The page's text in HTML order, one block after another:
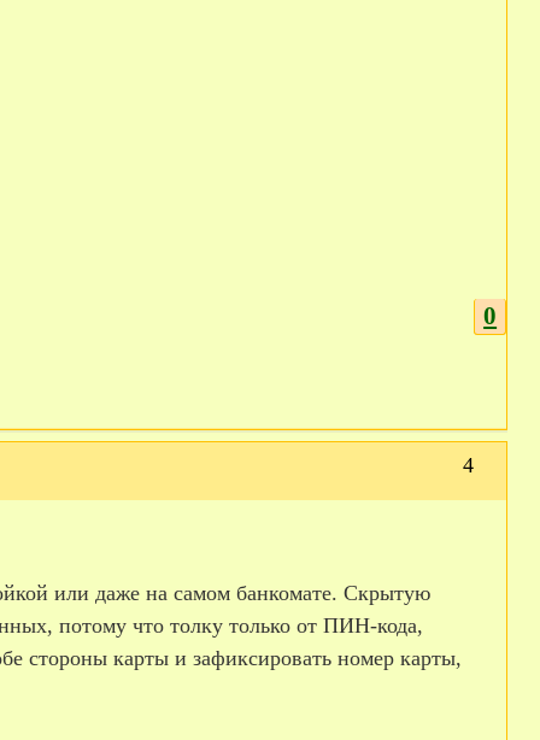
0
4
или даже на самом банкомате. Скрытую
потому что толку только от ПИН-кода,
стороны карты и зафиксировать номер карты,